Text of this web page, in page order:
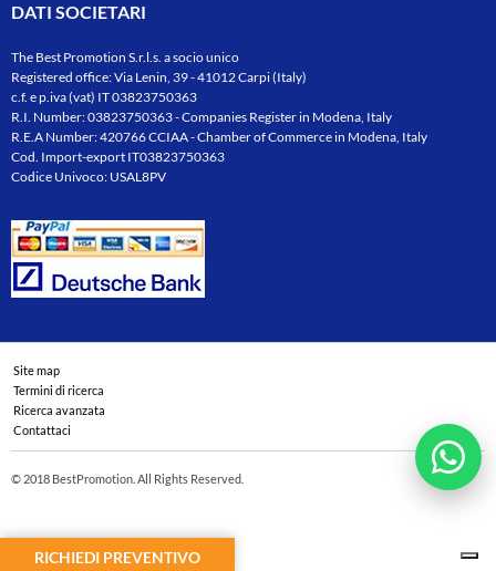
RICHIEDI PREVENTIVO
DATI SOCIETARI
The Best Promotion S.r.l.s. a socio unico
Registered office: Via Lenin, 39 - 41012 Carpi (Italy)
c.f. e p.iva (vat) IT 03823750363
R.I. Number: 03823750363 - Companies Register in Modena, Italy
R.E.A Number: 420766 CCIAA - Chamber of Commerce in Modena, Italy
Cod. Import-export IT03823750363
Codice Univoco: USAL8PV
Site map
Termini di ricerca
Ricerca avanzata
Contattaci
© 2018 BestPromotion. All Rights Reserved.